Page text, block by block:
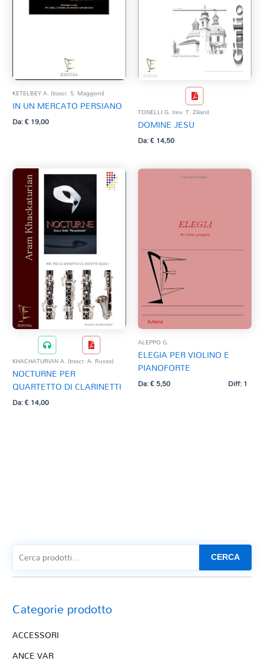
KETELBEY A. (trascr. S. Maggioni)
IN UN MERCATO PERSIANO
Da:€19,00
TONELLI G. (rev. T. Ziliani)
DOMINE JESU
Da:€14,50
KHACHATURIAN A. (trascr. A. Russo)
NOCTURNE PER
QUARTETTO DI CLARINETTI
Da:€14,00
ALEPPO G.
ELEGIA PER VIOLINO E
PIANOFORTE
Da:€5,50 Diff: 1
CERCA
Categorie prodotto
ACCESSORI
ANCE VAR